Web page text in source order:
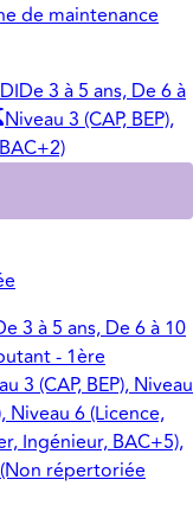
de maintenance
De 3 à 5 ans, De 6 à
Niveau 3 (CAP, BEP),
3 à 5 ans, De 6 à 10
- 1ère
3 (CAP, BEP), Niveau
Niveau 6 (Licence,
Ingénieur, BAC+5),
répertoriée